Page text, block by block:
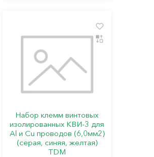
Набор клемм винтовых
изолированных КВИ-3 для
Al и Cu проводов (6,0мм2)
(серая, синяя, желтая)
TDM